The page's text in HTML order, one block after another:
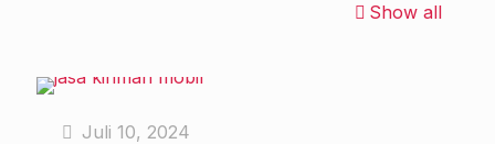
Show all
Juli 10, 2024